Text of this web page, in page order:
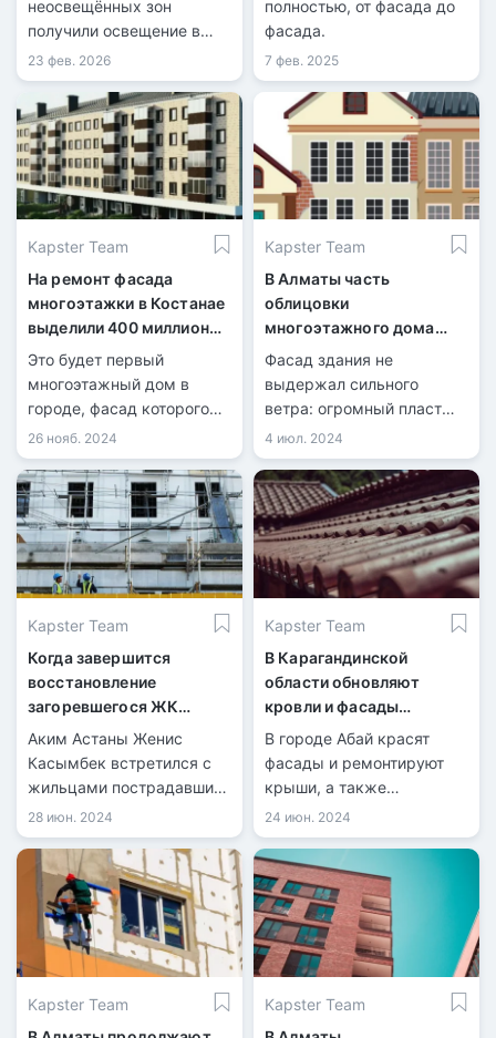
неосвещённых зон
получили освещение в
2025 году.
23 фев. 2026
полностью, от фасада до
фасада.
7 фев. 2025
Kapster Team
На ремонт фасада
многоэтажки в Костанае
выделили 400 миллионов
тенге
Это будет первый
многоэтажный дом в
городе, фасад которого
соответствует дизайн-
код.
26 нояб. 2024
Kapster Team
В Алматы часть
облицовки
многоэтажного дома
осыпалась на
Фасад здания не
выдержал сильного
ветра: огромный пласт
облицовки рухнул на
пешеходную зону. Никто
не пострадал, но
жильцам придется
оплачивать ремонт из
собственных средств.
4 июл. 2024
Kapster Team
Когда завершится
восстановление
загоревшегося ЖК
«Rixos Khan Shatyr
Residences» в Астане
Аким Астаны Женис
Касымбек встретился с
жильцами пострадавших
квартир в ЖК «Rixos Khan
Shatyr Residences».
Акимат создал комиссию
по ликвидации
последствий пожара.
28 июн. 2024
Kapster Team
В Карагандинской
области обновляют
кровли и фасады
многоэтажек
В городе Абай красят
фасады и ремонтируют
крыши, а также
асфальтируют дороги и
высаживают деревья,
чтобы улучшить
городской облик и
экологию.
24 июн. 2024
Kapster Team
Kapster Team